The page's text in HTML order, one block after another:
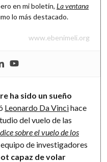
en mi boletín, La ventana
lo más destacado.
www.ebenimeli.org
ha sido un sueño
Leonardo Da Vincihace
del vuelo de las
sobre el vuelo de los
equipo de investigadores
capaz de volar